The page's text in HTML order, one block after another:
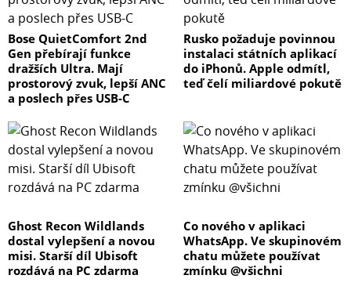
Bose QuietComfort 2nd
Gen přebírají funkce
dražších Ultra. Mají
prostorový zvuk, lepší ANC
a poslech přes USB-C
Rusko požaduje povinnou
instalaci státních aplikací
do iPhonů. Apple odmítl,
teď čelí miliardové pokutě
Ghost Recon Wildlands
dostal vylepšení a novou
misi. Starší díl Ubisoft
rozdává na PC zdarma
Co nového v aplikaci
WhatsApp. Ve skupinovém
chatu můžete používat
zmínku @všichni